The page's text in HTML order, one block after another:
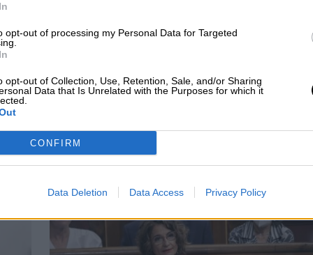
opt-out of processing my Personal Data for Targeted
opt-out of Collection, Use, Retention, Sale, and/or Sharing
Data that Is Unrelated with the Purposes for which it
CONFIRM
Data Deletion Data Access Privacy Policy
los solicitantes de las comunidades con
del Ingreso Mínimo, a lo que
de los funcionarios regionales.
varios trámites para agilizar la concesión
serán incluidas en el decreto sobre el
prestaciones economicas
Ingreso Mínimo Vital
RELACIONADAS